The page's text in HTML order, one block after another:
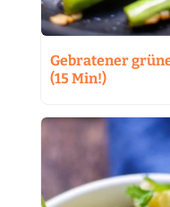
Gebratener
(15 Min!)